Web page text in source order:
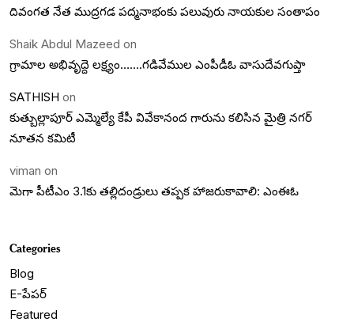
దివంగత నేత ముద్రగడ పద్మనాభంకు పలువురు నాయకుల సంతాపం
Shaik Abdul Mazeed on
గ్రామాల అభివృద్దె లక్ష్యం…….గడివేముల ఎంపీడీఓ వాసుదేవగుప్తా
SATHISH on
కుత్బుల్లాపూర్ ఎమ్మెల్యే కేపీ వివేకానంద గారును కలిసిన మైత్రి నగర్
నూతన కమిటీ
viman on
మెగా పీటీఎం 3.1కు తల్లిదండ్రులు తప్పక హాజరుకావాలి: ఎంఈఓ
Categories
Blog
E-పేపర్
Featured